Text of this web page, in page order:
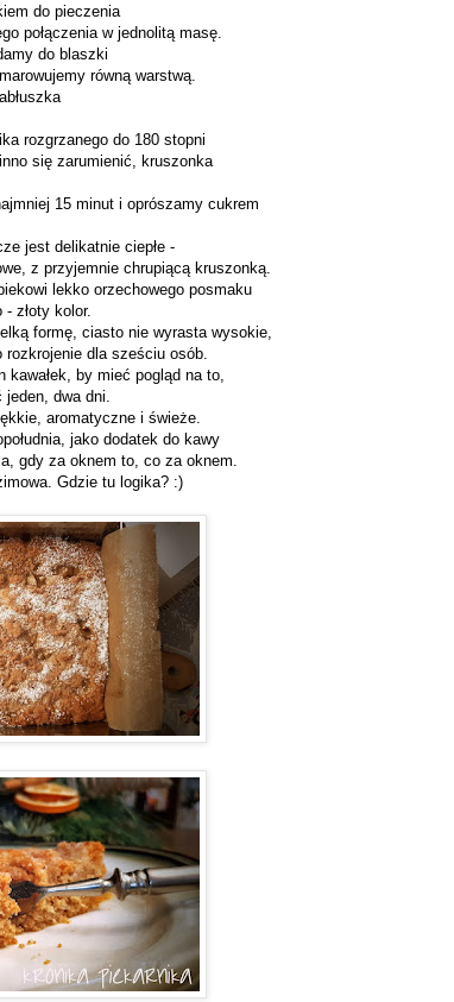
do pieczenia
połączenia w jednolitą masę.
do blaszki
równą warstwą.
rozgrzanego do 180 stopni
się zarumienić, kruszonka
15 minut i oprószamy cukrem
jest delikatnie ciepłe -
z przyjemnie chrupiącą kruszonką.
lekko orzechowego posmaku
złoty kolor.
formę, ciasto nie wyrasta wysokie,
dla sześciu osób.
kawałek, by mieć pogląd na to,
dwa dni.
aromatyczne i świeże.
jako dodatek do kawy
gdy za oknem to, co za oknem.
Gdzie tu logika? :)